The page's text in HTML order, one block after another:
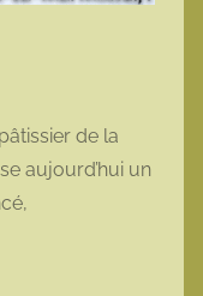
de la
aujourd’hui un